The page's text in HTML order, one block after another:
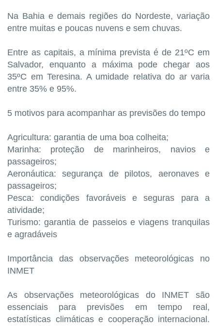
Na Bahia e demais regiões do Nordeste, variação
entre muitas e poucas nuvens e sem chuvas.
Entre as capitais, a mínima prevista é de 21ºC em
Salvador, enquanto a máxima pode chegar aos
35ºC em Teresina. A umidade relativa do ar varia
entre 35% e 95%.
5 motivos para acompanhar as previsões do tempo
Agricultura: garantia de uma boa colheita;
Marinha: proteção de marinheiros, navios e
passageiros;
Aeronáutica: segurança de pilotos, aeronaves e
passageiros;
Pesca: condições favoráveis e seguras para a
atividade;
Turismo: garantia de passeios e viagens tranquilas
e agradáveis
Importância das observações meteorológicas no
INMET
As observações meteorológicas do INMET são
essenciais para previsões em tempo real,
estatísticas climáticas e cooperação internacional.